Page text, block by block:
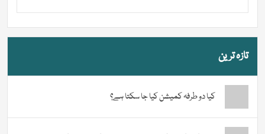
تازہ ترین
کیا دو طرفہ کمیشن کیا جا سکتا ہے؟